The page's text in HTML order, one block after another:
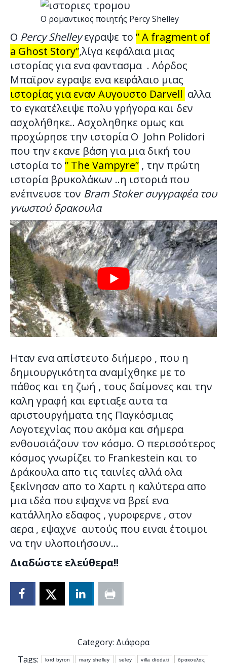
O ρομαντικος ποιητής Percy Shelley
Ο Percy Shelleyεγραψε το ” A fragment of
a Ghost Story”,λίγα κεφάλαια μιας
ιστορίας για ενα φαντασμα . Λόρδος
Μπαϊρον εγραψε ενα κεφάλαιο μιας
ιστορίας για εναν Αυγουστο Darvell αλλα
το εγκατέλειψε πολυ γρήγορα και δεν
ασχολήθηκε.. Ασχοληθηκε ομως και
προχώρησε την ιστορία Ο John Polidori
που την εκανε βάση για μια δική του
ιστορία το ” The Vampyre” , την πρώτη
ιστορία βρυκολάκων ..η ιστοριά που
ενέπνευσε τον Bram Stoker συγγραφέα του
γνωστού δρακουλα
Ηταν ενα απίστευτο διήμερο , που η
δημιουργικότητα αναμίχθηκε με το
πάθος και τη ζωή , τους δαίμονες και την
καλη γραφή και εφτιαξε αυτα τα
αριστουργήματα της Παγκόσμιας
Λογοτεχνίας που ακόμα και σήμερα
ενθουσιάζουν τον κόσμο. Ο περισσότερος
κόσμος γνωρίζει το Frankestein και το
Δράκουλα απο τις ταινίες αλλά ολα
ξεκίνησαν απο το Χαρτι η καλύτερα απο
μια ιδέα που εψαχνε να βρεί ενα
κατάλληλο εδαφος , γυροφερνε , στον
αερα , εψαχνε αυτούς που ειναι έτοιμοι
να την υλοποιήσουν…
Διαδώστε ελεύθερα!!
Category: Διάφορα
Tags:
lord byron mary shelley seley villa diodati δρακουλας